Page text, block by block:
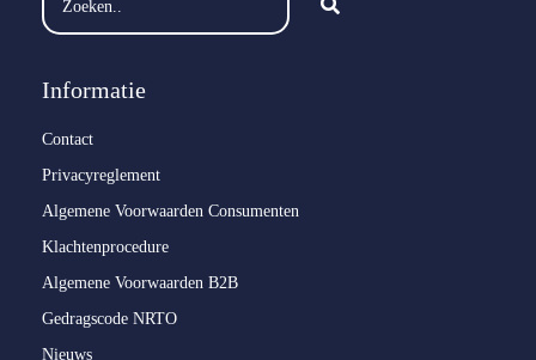
Informatie
Contact
Privacyreglement
Algemene Voorwaarden Consumenten
Klachtenprocedure
Algemene Voorwaarden B2B
Gedragscode NRTO
Nieuws